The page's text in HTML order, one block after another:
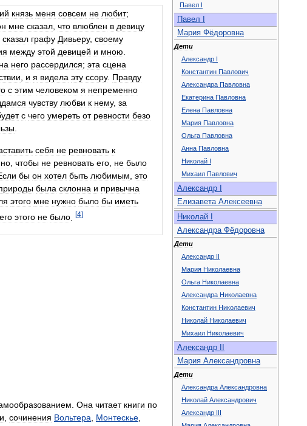
Павел I
Павел
Мария Фёдоровна
Дети
Александр I
Константин Павлович
Александра Павловна
Екатерина Павловна
Елена Павловна
Мария Павловна
Ольга Павловна
Анна Павловна
Николай I
Михаил Павлович
Александр
Елизавета Алексеевна
Николай
Александра Фёдоровна
Дети
Александр II
Мария Николаевна
Ольга Николаевна
Александра Николаевна
Константин Николаевич
Николай Николаевич
Михаил Николаевич
Александр
Мария Александровна
Дети
Александра Александровна
Николай Александрович
Александр III
князь меня совсем не любит;
мне сказал что влюблен в девицу
сказал графу Дивьеру, своему
между этой девицей и мною
на него рассердился; эта сцена
и я видела эту ссору. Правду
с этим человеком я непременно
чувству любви к нему, за
с чего умереть от ревности безо
себя не ревновать к
но чтобы не ревновать его не было
бы он хотел быть любимым это
была склонна и привычна
этого мне нужно было бы иметь
этого не было [4]
Она читает книги по
сочинения Вольтера Монтескье